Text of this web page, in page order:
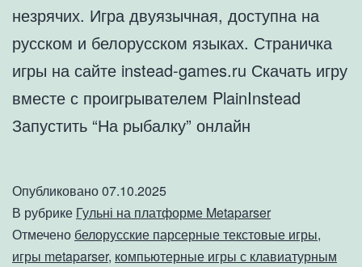
незрячих. Игра двуязычная, доступна на
русском и белорусском языках. Страничка
игры на сайте instead-games.ru Скачать игру
вместе с проигрывателем PlainInstead
Запустить “На рыбалку” онлайн
Опубликовано07.10.2025
В рубрике Гульні на платформе Metaparser
Отмечено белорусские парсерные текстовые игры,
игры metaparser, компьютерные игры с клавиатурным